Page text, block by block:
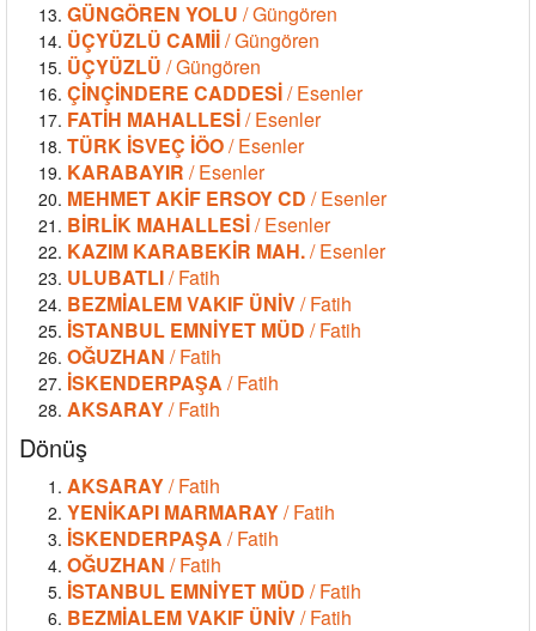
GÜNGÖREN YOLU / Güngören
ÜÇYÜZLÜ CAMİİ/ Güngören
ÜÇYÜZLÜ / Güngören
ÇİNÇİNDERE CADDESİ/ Esenler
FATİH MAHALLESİ/ Esenler
TÜRK İSVEÇ İÖO/ Esenler
KARABAYIR / Esenler
MEHMET AKİF ERSOY CD / Esenler
BİRLİK MAHALLESİ/ Esenler
KAZIM KARABEKİR MAH./ Esenler
ULUBATLI/ Fatih
BEZMİALEM VAKIF ÜNİV/ Fatih
İSTANBUL EMNİYET MÜD / Fatih
OĞUZHAN / Fatih
İSKENDERPAŞA / Fatih
AKSARAY/ Fatih
Dönüş
AKSARAY/ Fatih
YENİKAPI MARMARAY/ Fatih
İSKENDERPAŞA / Fatih
OĞUZHAN / Fatih
İSTANBUL EMNİYET MÜD / Fatih
BEZMİALEM VAKIF ÜNİV/ Fatih